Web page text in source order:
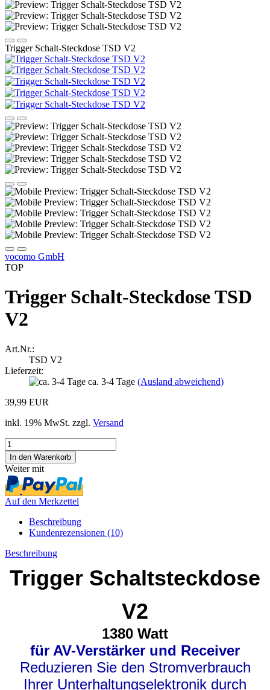
Trigger Schalt-Steckdose TSD V2
vocomo GmbH
TOP
Trigger Schalt-Steckdose TSD
V2
Art.Nr.:
TSD V2
Lieferzeit:
ca. 3-4 Tage (Ausland abweichend)
39,99 EUR
inkl. 19% MwSt. zzgl. Versand
Weiter mit
Auf den Merkzettel
Beschreibung
Kundenrezensionen (10)
Beschreibung
Trigger Schaltsteckdose
V2
1380 Watt
für AV-Verstärker und Receiver
Reduzieren Sie den Stromverbrauch
Ihrer Unterhaltungselektronik durch